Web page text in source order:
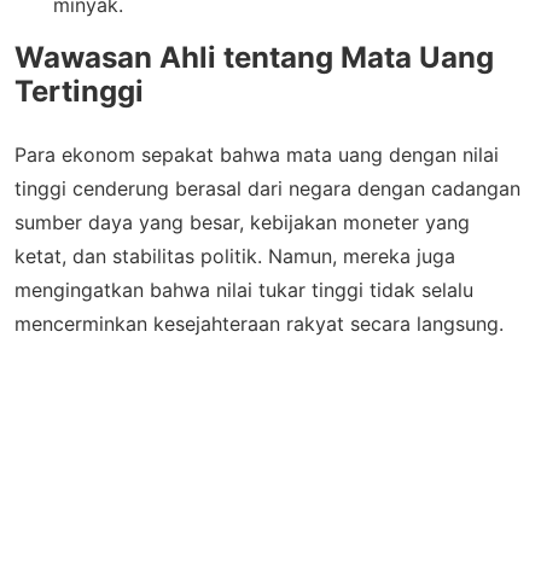
minyak.
Wawasan Ahli tentang Mata Uang
Tertinggi
Para ekonom sepakat bahwa mata uang dengan nilai
tinggi cenderung berasal dari negara dengan cadangan
sumber daya yang besar, kebijakan moneter yang
ketat, dan stabilitas politik. Namun, mereka juga
mengingatkan bahwa nilai tukar tinggi tidak selalu
mencerminkan kesejahteraan rakyat secara langsung.